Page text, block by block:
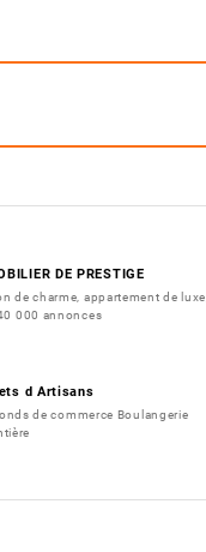
DE PRESTIGE
de charme, appartement de luxe,
000 annonces
d Artisans
de commerce Boulangerie